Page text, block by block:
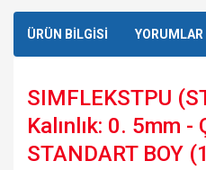
ÜRÜN BİLGİSİ YORUMLAR
SIMFLEKSTPU
Kalınlık: 0. 5mm -
STANDART BOY